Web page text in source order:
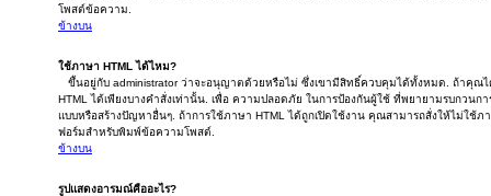
โพสต์ข้อความ.
ข้างบน
ใช้ภาษา HTML ได้ไหม?
ขึ้นอยู่กับ administrator ว่าจะอนุญาตด้วยหรือไม่ ซึ่งเขามีสิทธิ์ควบคุมได้ทั้งหมด. ถ้าคุณ
HTML ได้เพียงบางคำสั่งเท่านั้น. เพื่อ ความปลอดภัย ในการป้องกันผู้ใช้ ที่พยายามรบกวนก
แบบหรือสร้างปัญหาอื่นๆ. ถ้าการใช้ภาษา HTML ได้ถูกเปิดใช้งาน คุณสามารถสั่งให้ไม่ใช้
ฟอร์มสำหรับพิมพ์ข้อความโพสต์.
ข้างบน
รูปแสดงอารมณ์คืออะไร?